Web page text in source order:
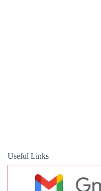
Useful Links